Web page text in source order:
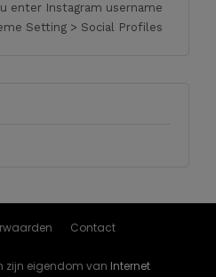
enter Instagram username
Setting > Social Profiles
Contact
zijn eigendom van Internet